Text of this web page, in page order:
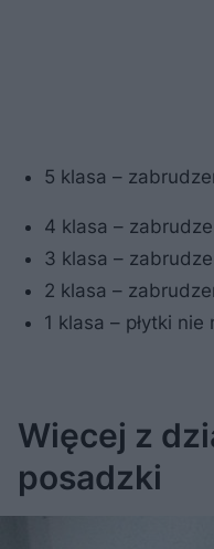
5 klasa –
4 klasa –
3 klasa –
2 klasa –
1 klasa – płytki
Więcej z
posadzki